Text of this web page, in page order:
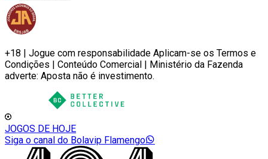
+18 | Jogue com responsabilidade Aplicam-se os Termos e
Condições | Conteúdo Comercial | Ministério da Fazenda
adverte: Aposta não é investimento.
JOGOS DE HOJE
Siga o canal do Bolavip Flamengo